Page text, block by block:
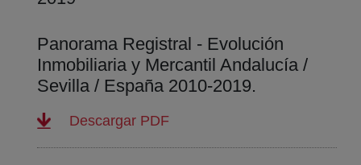
Panorama Registral - Evolución
Inmobiliaria y Mercantil Andalucía /
Sevilla / España 2010-2019.
Descargar PDF(abre en nueva ventana)